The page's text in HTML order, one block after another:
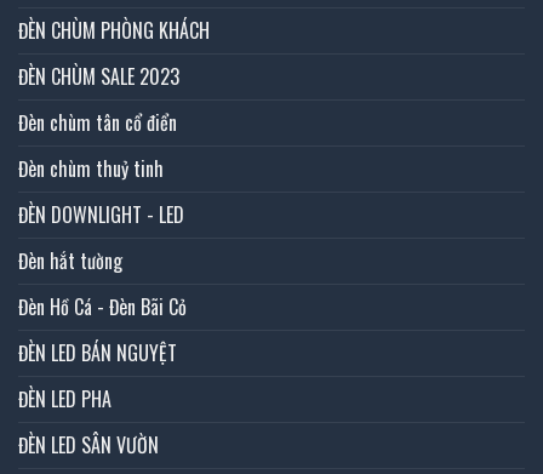
ĐÈN CHÙM PHÒNG KHÁCH
ĐÈN CHÙM SALE 2023
Đèn chùm tân cổ điển
Đèn chùm thuỷ tinh
ĐÈN DOWNLIGHT - LED
Đèn hắt tường
Đèn Hồ Cá - Đèn Bãi Cỏ
ĐÈN LED BÁN NGUYỆT
ĐÈN LED PHA
ĐÈN LED SÂN VƯỜN